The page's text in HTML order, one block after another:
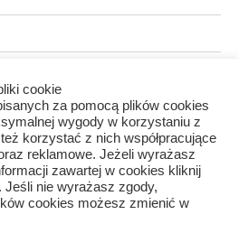
cookie
za pomocą plików cookies
wygody w korzystaniu z
korzystać z nich współpracujące
reklamowe. Jeżeli wyrażasz
zawartej w cookies kliknij
nie wyrażasz zgody,
cookies możesz zmienić w